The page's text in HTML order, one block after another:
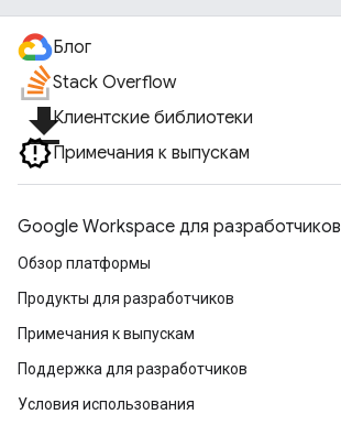
Блог
Stack Overflow
file_downloadКлиентские библиотеки
Примечания к выпускам
Google Workspace для разработчиков
Обзор платформы
Продукты для разработчиков
Примечания к выпускам
Поддержка для разработчиков
Условия использования